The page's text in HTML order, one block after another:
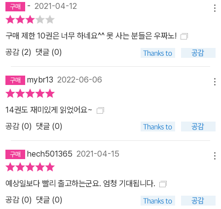
- 2021-04-12
구매 제한 10권은 너무 하네요^^ 못 사는 분들은 우짜노!
공감 (2) 댓글 (0)
mybr13 2022-06-06
14권도 재미있게 읽었어요~
공감 (0) 댓글 (0)
hech501365 2021-04-15
예상일보다 빨리 출고하는군요. 엄청 기대됩니다.
공감 (0) 댓글 (0)